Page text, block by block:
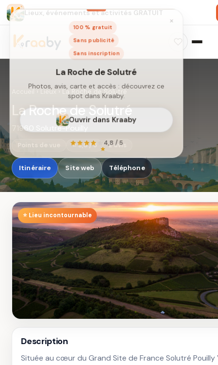
Lieux, événements et activités GRATUIT
×
100 % gratuit
Sans publicité
Sans inscription
La Roche de Solutré
Photos, avis, carte et accès : découvrez ce
Ouvrir dans Kraaby
4,8 / 5
Accueil ›Lieux›La Roche de Solutré
La Roche de Solutré
71960 Solutré-Pouilly
⭐ 5,0 / 5 2 avis
Itinéraire Site web Téléphone
⭐ Lieu incontournable
Description
Située au cœur du Grand Site de France Solutré Pouilly